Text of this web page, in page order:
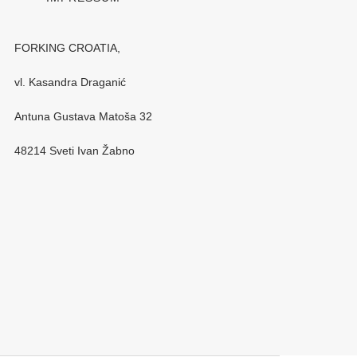
FORKING CROATIA,
vl. Kasandra Draganić
Antuna Gustava Matoša 32
48214 Sveti Ivan Žabno